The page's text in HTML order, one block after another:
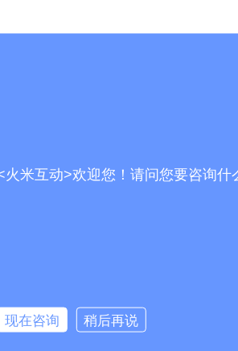
火米互动>欢迎您！请问您要咨询什
现在咨询 稍后再说